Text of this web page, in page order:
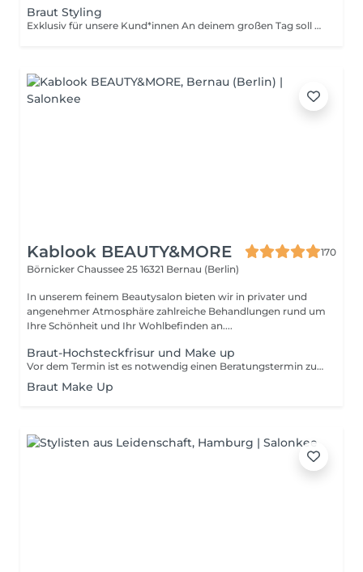
Braut Styling
Exklusiv für unsere Kund*innen An deinem großen Tag soll alles perfekt sein vor allem Du. Beim Braut Styling kreieren wir gemeinsam einen Look, der deine Persönlichkeit unterstreicht und dich den ganzen Tag über strahlen lässt. Von der individuell abgestimmten Brautfrisur bis zum professionellen Make-up wird jedes Detail harmonisch aufeinander abgestimmt. Ob natürlich, elegant oder glamourös wir setzen deine Wünsche mit hochwertigen Produkten und viel Liebe zum Detail um. Das Styling hält zuverlässig vom Ja-Wort bis zur letzten Tanzrunde und sorgt dafür, dass du dich rundum wohl und wunderschön fühlst. Inklusive persönlicher Beratung und Probestyling. *Der Preis richtet sich nach Zeit- und Leistungsumfang.
Kablook BEAUTY&MORE
170
Börnicker Chaussee 25 16321 Bernau (Berlin)
In unserem feinem Beautysalon bieten wir in privater und
angenehmer Atmosphäre zahlreiche Behandlungen rund um
Ihre Schönheit und Ihr Wohlbefinden an....
Braut-Hochsteckfrisur und Make up
Vor dem Termin ist es notwendig einen Beratungstermin zu buchen (siehe Beratung inkl. Hochstecken und Make Up), nach dem Beratungstermin wird ein Vertrag abgeschlossen. Bei einem Auswärtseinsatz bis 30 km, wird eine Pauschale in Höhe von 25,- Euro berechnet
Braut Make Up